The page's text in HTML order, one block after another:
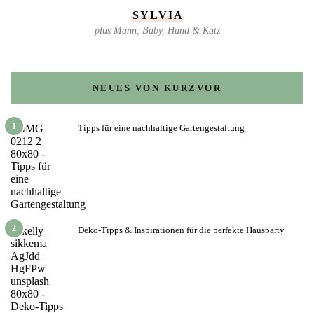
SYLVIA
plus Mann, Baby, Hund & Katz
NEUES VON KURZVOR
1 Tipps für eine nachhaltige Gartengestaltung
2 Deko-Tipps & Inspirationen für die perfekte Hausparty